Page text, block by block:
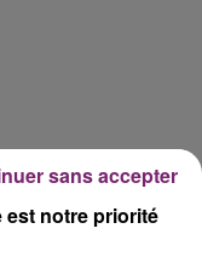
est notre priorité
sans accepter